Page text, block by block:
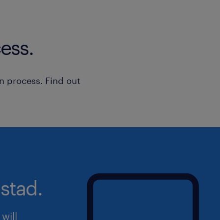
process. Find out
will